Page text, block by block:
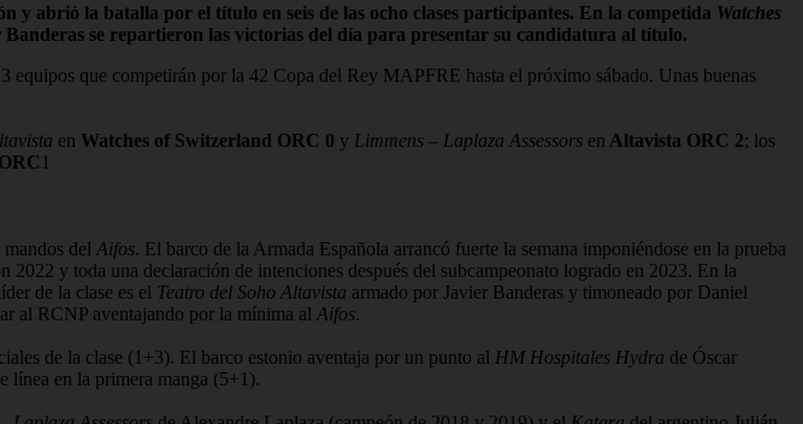
abrió la batalla por el título en seis de las ocho clases participantes. En la competida Watches
Banderas se repartieron las victorias del día para presentar su candidatura al título.
equipos que competirán por la 42 Copa del Rey MAPFRE hasta el próximo sábado. Unas buenas
en Watches of Switzerland ORC 0 y Limmens – Laplaza Assessors en Altavista ORC 2; los
1
del Aifos. El barco de la Armada Española arrancó fuerte la semana imponiéndose en la prueba
y toda una declaración de intenciones después del subcampeonato logrado en 2023. En la
de la clase es el Teatro del Soho Altavista armado por Javier Banderas y timoneado por Daniel
al RCNP aventajando por la mínima al Aifos.
de la clase (1+3). El barco estonio aventaja por un punto al HM Hospitales Hydra de Óscar
línea en la primera manga (5+1).